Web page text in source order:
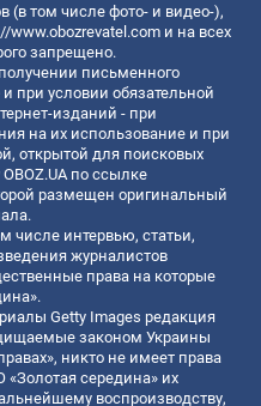
(в том числе фото- и видео-),
www.obozrevatel.com и на всех
запрещено.
письменного
при условии обязательной
изданий - при
на их использование и при
открытой для поисковых
по ссылке
размещен оригинальный
числе интервью, статьи,
журналистов
права на которые
Getty Images редакция
законом Украины
никто не имеет права
середина» их
воспроизводству,